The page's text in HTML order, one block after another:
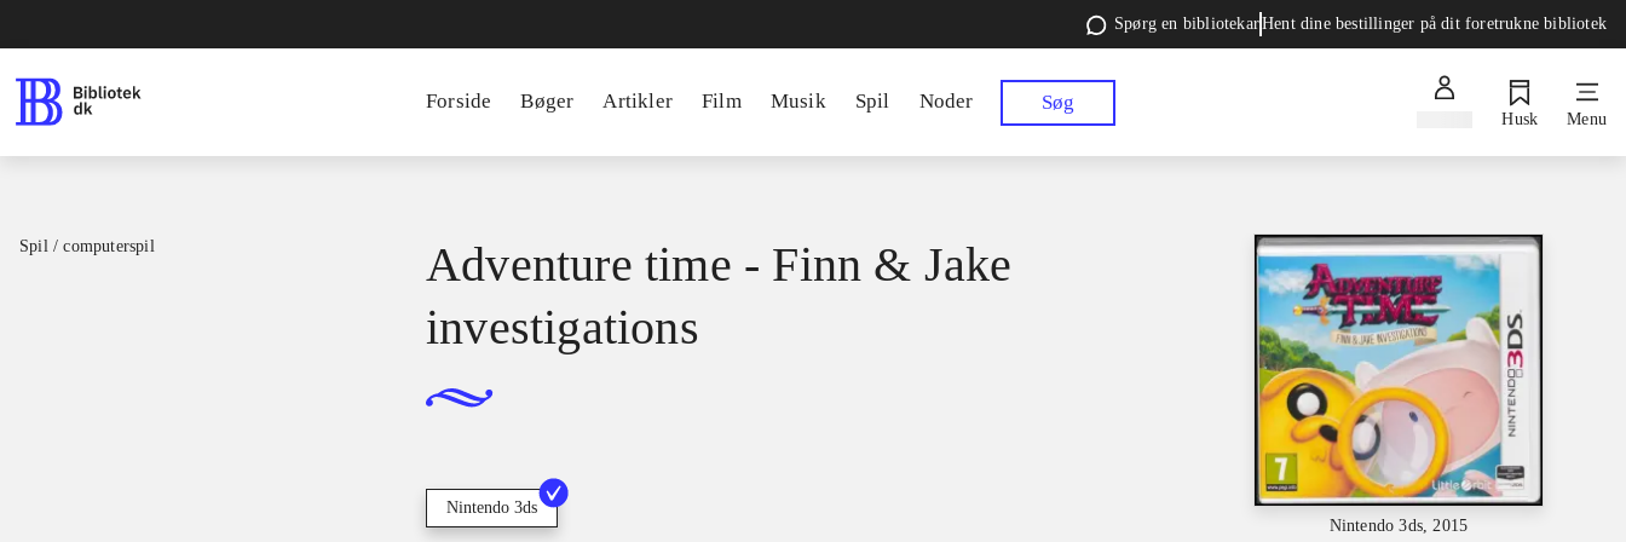
Spørg en bibliotekarHent dine bestillinger på dit foretrukne bibliotek
Forside Bøger Artikler Film Musik Spil Noder Søg
Husk Menu
Spil / computerspil
Nintendo 3ds, 2015
Adventure time - Finn & Jake
investigations
Nintendo 3ds